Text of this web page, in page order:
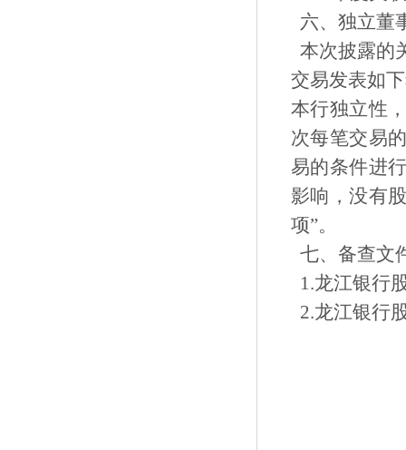
六、独立董
本次披露的
交易发表如
本行独立性
次每笔交易
易的条件进
影响，没有
项”。
七、备查文
1.龙江银行
2.龙江银行